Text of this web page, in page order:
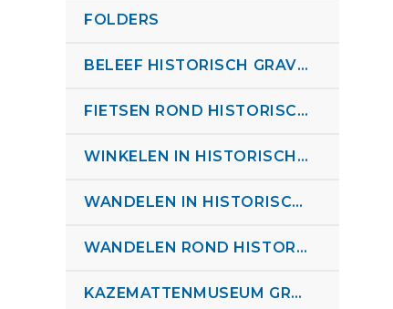
FOLDERS
BELEEF HISTORISCH GRAVE FOLDER
FIETSEN ROND HISTORISCH GRAVE FOLDER
WINKELEN IN HISTORISCH GRAVE FOLDER
WANDELEN IN HISTORISCH GRAVE BROCHURE
WANDELEN ROND HISTORISCH GRAVE
KAZEMATTENMUSEUM GRAVE FOLDER